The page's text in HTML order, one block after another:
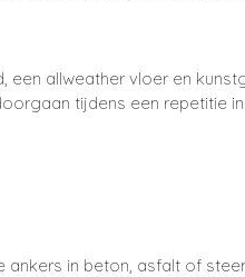
allweather vloer en
tijdens een repetitie
ankers in beton, asfalt of